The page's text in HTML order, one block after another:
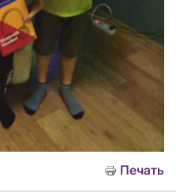
Печать